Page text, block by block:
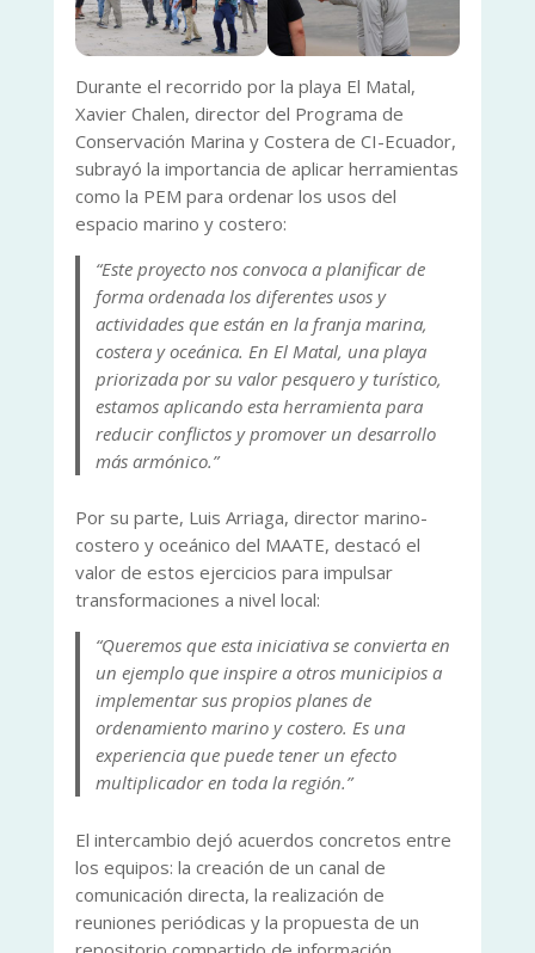
Durante el recorrido por la playa El Matal,
Xavier Chalen, director del Programa de
Conservación Marina y Costera de CI-Ecuador,
subrayó la importancia de aplicar herramientas
como la PEM para ordenar los usos del
espacio marino y costero:
“Este proyecto nos convoca a planificar de
forma ordenada los diferentes usos y
actividades que están en la franja marina,
costera y oceánica. En El Matal, una playa
priorizada por su valor pesquero y turístico,
estamos aplicando esta herramienta para
reducir conflictos y promover un desarrollo
más armónico.”
Por su parte, Luis Arriaga, director marino-
costero y oceánico del MAATE, destacó el
valor de estos ejercicios para impulsar
transformaciones a nivel local:
“Queremos que esta iniciativa se convierta en
un ejemplo que inspire a otros municipios a
implementar sus propios planes de
ordenamiento marino y costero. Es una
experiencia que puede tener un efecto
multiplicador en toda la región.”
El intercambio dejó acuerdos concretos entre
los equipos: la creación de un canal de
comunicación directa, la realización de
reuniones periódicas y la propuesta de un